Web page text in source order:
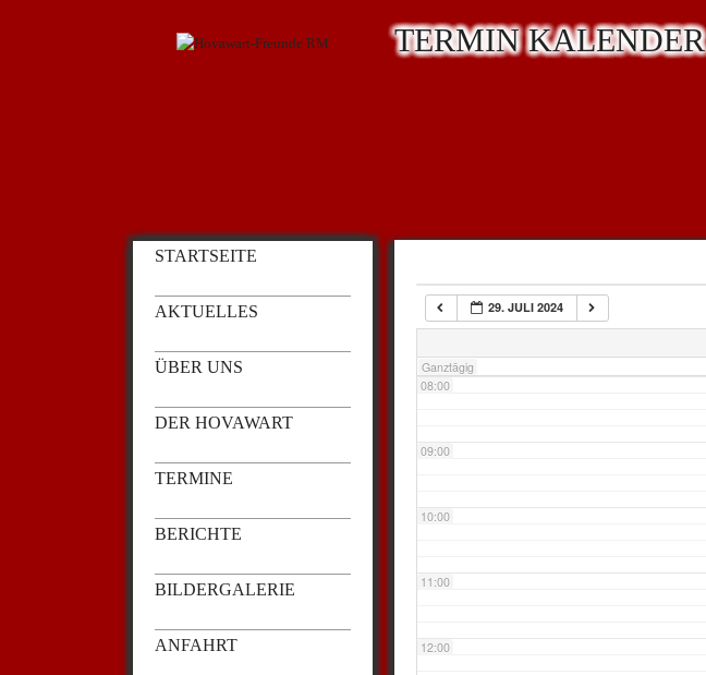
STARTSEITE
AKTUELLES
ÜBER UNS
DER HOVAWART
TERMINE
BERICHTE
BILDERGALERIE
ANFAHRT
TERMIN KALENDER
29. JULI 2024
Ganztägig
03:00
07:00
08:00
09:00
10:00
11:00
12:00